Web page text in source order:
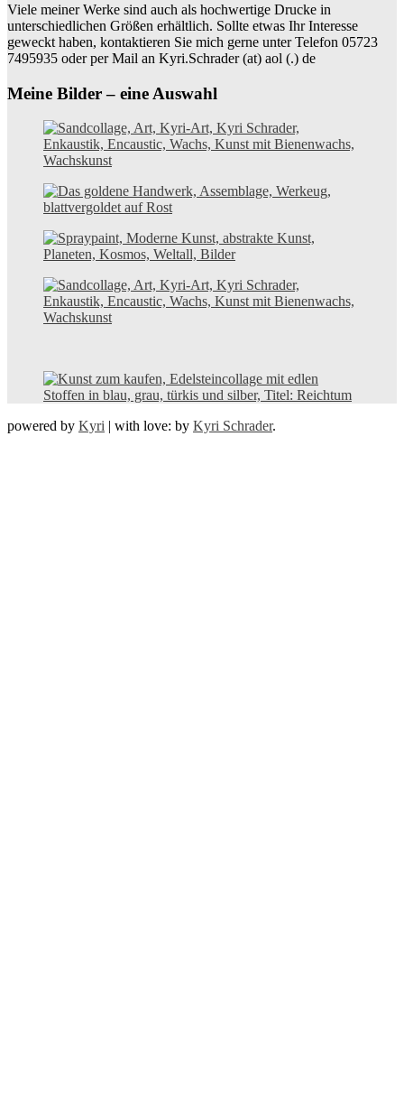
Viele meiner Werke sind auch als hochwertige Drucke in
unterschiedlichen Größen erhältlich. Sollte etwas Ihr Interesse
geweckt haben, kontaktieren Sie mich gerne unter Telefon 05723
7495935 oder per Mail an Kyri.Schrader (at) aol (.) de
Meine Bilder – eine Auswahl
powered by Kyri | with love: by Kyri Schrader.